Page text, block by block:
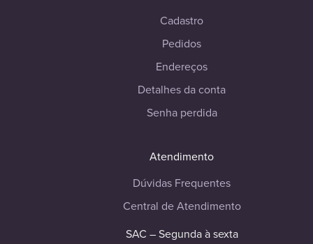
Cadastro
Pedidos
Endereços
Detalhes da conta
Senha perdida
Atendimento
Dúvidas Frequentes
Central de Atendimento
SAC – Segunda à sexta